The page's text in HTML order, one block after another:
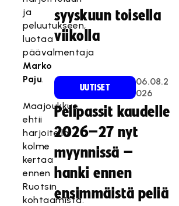
ja
peluutukseen,
luotaa
päävalmentaja
Marko
Paju.
Maajoukkue
ehtii
harjoitella
kolme
kertaa
ennen
Ruotsin
kohtaamista.
syyskuun toisella
viikolla
UUTISET
06.08.2
026
Pelipassit kaudelle
2026–27 nyt
myynnissä –
hanki ennen
ensimmäistä peliä